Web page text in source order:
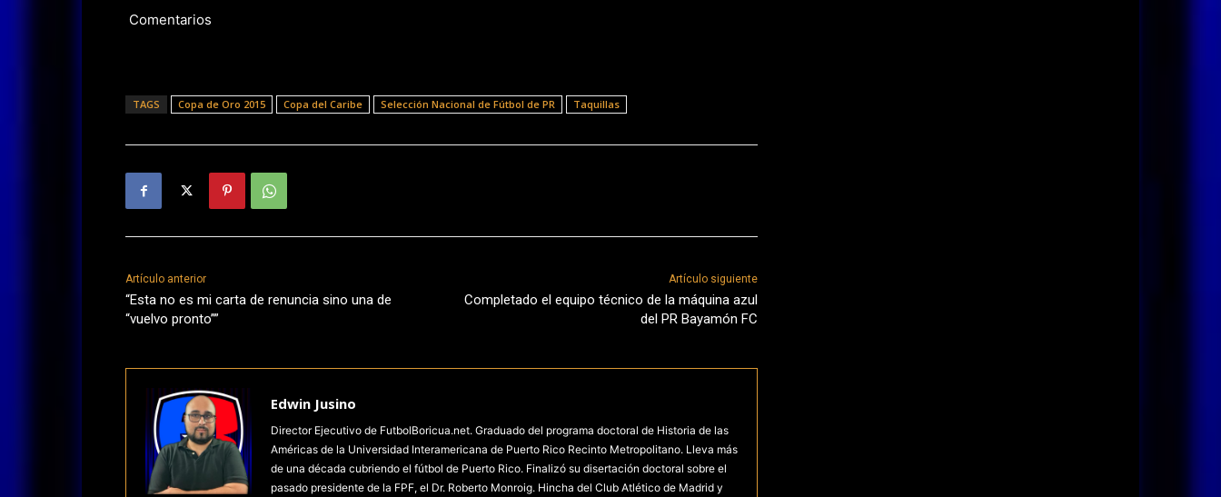
Comentarios
TAGS Copa de Oro 2015 Copa del Caribe Selección Nacional de Fútbol de PR Taquillas
Artículo anterior
“Esta no es mi carta de renuncia sino una de
“vuelvo pronto””
Artículo siguiente
Completado el equipo técnico de la máquina azul
del PR Bayamón FC
Edwin Jusino
Director Ejecutivo de FutbolBoricua.net. Graduado del programa doctoral de Historia de las
Américas de la Universidad Interamericana de Puerto Rico Recinto Metropolitano. Lleva más
de una década cubriendo el fútbol de Puerto Rico. Finalizó su disertación doctoral sobre el
pasado presidente de la FPF, el Dr. Roberto Monroig. Hincha del Club Atlético de Madrid y